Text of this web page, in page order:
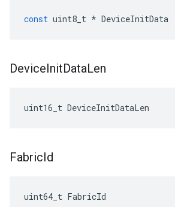
const uint8_t * DeviceInitData
DeviceInitDataLen
uint16_t DeviceInitDataLen
FabricId
uint64_t FabricId